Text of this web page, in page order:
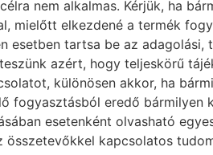
nem alkalmas. Kérjük, ha
mielőtt elkezdené a termék
esetben tartsa be az
azért, hogy teljeskörű
különösen akkor, ha
fogyasztásból eredő bármilyen
esetenként olvasható
összetevőkkel kapcsolatos